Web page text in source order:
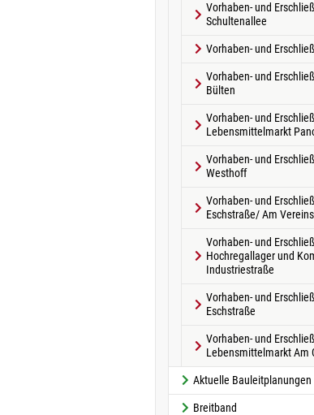
Vorhaben- und
Schultenallee
Vorhaben- und
Vorhaben- und
Bülten
Vorhaben- und
Lebensmittelmarkt
Vorhaben- und
Westhoff
Vorhaben- und
Eschstraße/ Am
Vorhaben- und
Hochregallager und
Industriestraße
Vorhaben- und
Eschstraße
Vorhaben- und
Lebensmittelmarkt Am
Aktuelle Bauleitplanungen
Breitband